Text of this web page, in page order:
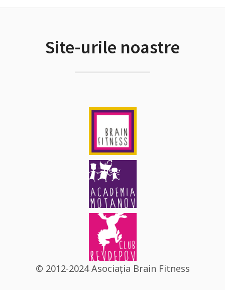
Site-urile noastre
© 2012-2024 Asociația Brain Fitness